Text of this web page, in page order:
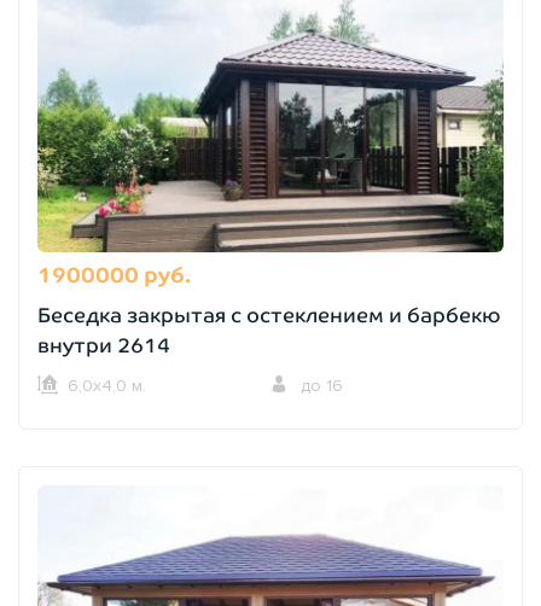
1900000 руб.
Беседка закрытая с остеклением и барбекю
внутри 2614
6,0х4,0 м. до 16